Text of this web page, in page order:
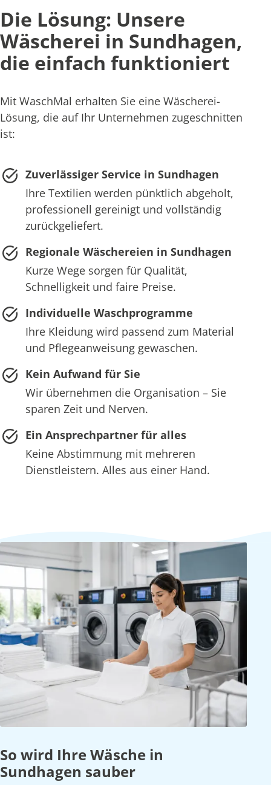
Die Lösung: Unsere
Wäscherei in Sundhagen,
die einfach funktioniert
Mit WaschMal erhalten Sie eine Wäscherei-
Lösung, die auf Ihr Unternehmen zugeschnitten
ist:
Zuverlässiger Service in Sundhagen
Ihre Textilien werden pünktlich abgeholt,
professionell gereinigt und vollständig
zurückgeliefert.
Regionale Wäschereien in Sundhagen
Kurze Wege sorgen für Qualität,
Schnelligkeit und faire Preise.
Individuelle Waschprogramme
Ihre Kleidung wird passend zum Material
und Pflegeanweisung gewaschen.
Kein Aufwand für Sie
Wir übernehmen die Organisation – Sie
sparen Zeit und Nerven.
Ein Ansprechpartner für alles
Keine Abstimmung mit mehreren
Dienstleistern. Alles aus einer Hand.
So wird Ihre Wäsche in
Sundhagen sauber